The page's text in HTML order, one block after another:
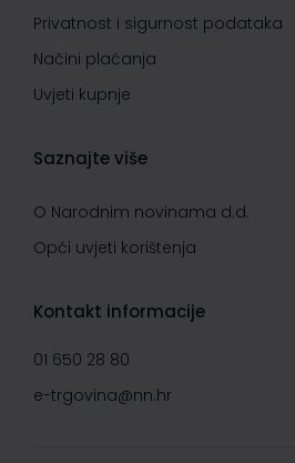
Privatnost i sigurnost podataka
Načini plaćanja
Uvjeti kupnje
Saznajte više
O Narodnim novinama d.d.
Opći uvjeti korištenja
Kontakt informacije
01 650 28 80
e-trgovina@nn.hr